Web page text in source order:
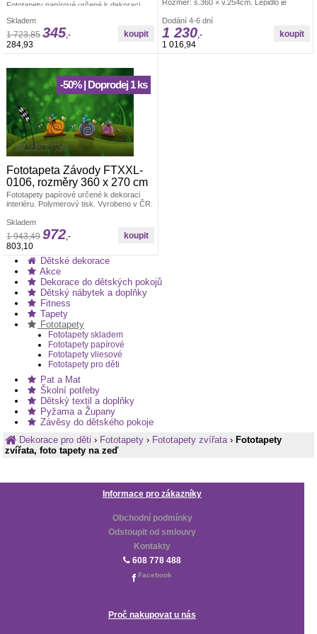
Fototapety papírové určené k dekoraci
což znamená, že se jednoduše lepí a je
flexibilní dle velikosti zdi, kterou chcete
otapetovat. Lepidlem se natírá fototapeta.
Lepidlo je součastí balení. Fototapety
Skladem
1 723,85 345,-
284,93
Rozměr: š.360 × v.254cm. Lepidlo je
lepení ve čtyřech dílech. Lepidlem se
natírá fototapeta. Offsetový tisk.
Fototapety skladem
Dodání 4-6 dní
1 230,-
1 016,94
Fototapeta Závody FTXXL-
0106, rozměry 360 x 270 cm
Fototapety papírové určené k dekoraci
interiéru. Polymerový tisk. Vyrobeno v ČR.
lepení fototapety ve čtyřech pruzích.
Lepidlo je součástí balení. Lepidlem se
natírá fototapeta. Fototapety zvířata
-50% | Doprodej 1 ks
Skladem
1 943,49 972 ,-
803,10
Dětské dekorace
Akce
Dekorace do dětských pokojů
Dětský nábytek a doplňky
Fitness
Tapety
Fototapety
Fototapety skladem
Fototapety papírové
Fototapety vliesové
Fototapety pro děti
Pat a Mat
Školní potřeby
Dětský textil a doplňky
Pyžama a Župany
Závěsy do dětského pokoje
Dekorace pro děti› Fototapety › Fototapety zvířata › Fototapety
zvířata, foto tapety na zeď
Informace pro zákazníky
Obchodní podmínky
Odstoupit od smlouvy
Kontakty
608 778 488
Facebook
Proč nakupovat u nás